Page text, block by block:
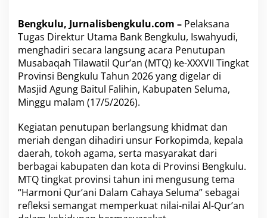
Q
X
X
X
V
I
I
T
i
g
k
a
P
r
o
v
i
Bengkulu, Jurnalisbengkulu.com – Pelaksana
Tugas Direktur Utama Bank Bengkulu, Iswahyudi,
menghadiri secara langsung acara Penutupan
Musabaqah Tilawatil Qur’an (MTQ) ke-XXXVII Tingkat
Provinsi Bengkulu Tahun 2026 yang digelar di
Masjid Agung Baitul Falihin, Kabupaten Seluma,
Minggu malam (17/5/2026).
Kegiatan penutupan berlangsung khidmat dan
meriah dengan dihadiri unsur Forkopimda, kepala
daerah, tokoh agama, serta masyarakat dari
berbagai kabupaten dan kota di Provinsi Bengkulu.
MTQ tingkat provinsi tahun ini mengusung tema
“Harmoni Qur’ani Dalam Cahaya Seluma” sebagai
refleksi semangat memperkuat nilai-nilai Al-Qur’an